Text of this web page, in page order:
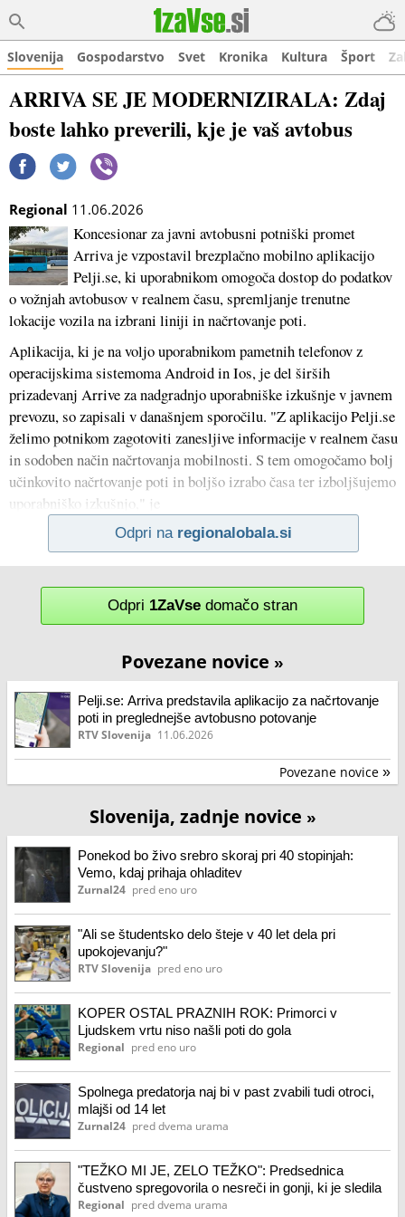
Slovenija Gospodarstvo Svet Kronika Kultura Šport
ARRIVA SE JE MODERNIZIRALA: Zdaj
boste lahko preverili, kje je vaš avtobus
Regional 11.06.2026
Koncesionar za javni avtobusni potniški promet
Arriva je vzpostavil brezplačno mobilno aplikacijo
Pelji.se, ki uporabnikom omogoča dostop do podatkov
o vožnjah avtobusov v realnem času, spremljanje trenutne
lokacije vozila na izbrani liniji in načrtovanje poti.
Aplikacija, ki je na voljo uporabnikom pametnih telefonov z
operacijskima sistemoma Android in Ios, je del širših
prizadevanj Arrive za nadgradnjo uporabniške izkušnje v javnem
prevozu, so zapisali v današnjem sporočilu. "Z aplikacijo Pelji.se
želimo potnikom zagotoviti zanesljive informacije v realnem času
in sodoben način načrtovanja mobilnosti. S tem omogočamo bolj
učinkovito načrtovanje poti in boljšo izrabo časa ter izboljšujemo
uporabniško izkušnjo," je
Odpri na regionalobala.si
Odpri 1ZaVse domačo stran
Povezane novice »
Pelji.se: Arriva predstavila aplikacijo za načrtovanje
poti in preglednejše avtobusno potovanje
RTV Slovenija 11.06.2026
Povezane novice »
Slovenija, zadnje novice »
Ponekod bo živo srebro skoraj pri 40 stopinjah:
Vemo, kdaj prihaja ohladitev
Zurnal24 pred eno uro
"Ali se študentsko delo šteje v 40 let dela pri
upokojevanju?"
RTV Slovenija pred eno uro
KOPER OSTAL PRAZNIH ROK: Primorci v
Ljudskem vrtu niso našli poti do gola
Regional pred eno uro
Spolnega predatorja naj bi v past zvabili tudi otroci,
mlajši od 14 let
Zurnal24 pred dvema urama
"TEŽKO MI JE, ZELO TEŽKO": Predsednica
čustveno spregovorila o nesreči in gonji, ki je sledila
Regional pred dvema urama